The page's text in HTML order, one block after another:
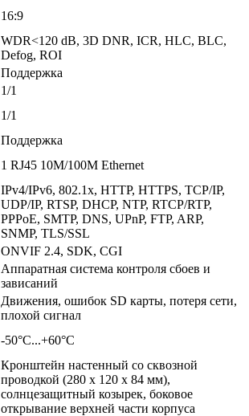
16:9
WDR<120 dB, 3D DNR, ICR, HLC, BLC,
Defog, ROI
Поддержка
1/1
1/1
Поддержка
1 RJ45 10M/100M Ethernet
IPv4/IPv6, 802.1x, HTTP, HTTPS, TCP/IP,
UDP/IP, RTSP, DHCP, NTP, RTCP/RTP,
PPPoE, SMTP, DNS, UPnP, FTP, ARP,
SNМP, TLS/SSL
ONVIF 2.4, SDK, CGI
Аппаратная система контроля сбоев и
зависаний
Движения, ошибок SD карты, потеря сети,
плохой сигнал
-50°C...+60°С
Кронштейн настенный со сквозной
проводкой (280 х 120 х 84 мм),
солнцезащитный козырек, боковое
открывание верхней части корпуса